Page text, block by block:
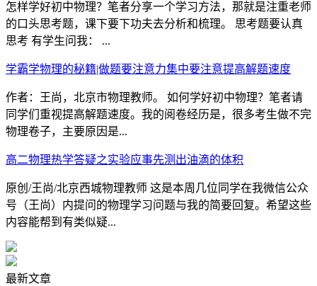
怎样学好初中物理？笔者分享一个学习方法，那就是注重老师
的口头思考题，课下要下功夫去分析和梳理。 思考题要认真
思考 有学生问我： ...
学霸学物理的秘籍|做题要注意力集中要注意提高解题速度
作者：王尚，北京市物理教师。 如何学好初中物理？笔者请
同学们重视提高解题速度。我的阅卷经历是，很多考生做不完
物理卷子，主要原因是...
高二物理热学答疑之实验应事先测出油滴的体积
原创/王尚/北京西城物理教师 这是本周几位同学在我微信公众
号（王尚）内提问的物理学习问题与我的简要回复。希望这些
内容能帮到有类似疑...
最新文章